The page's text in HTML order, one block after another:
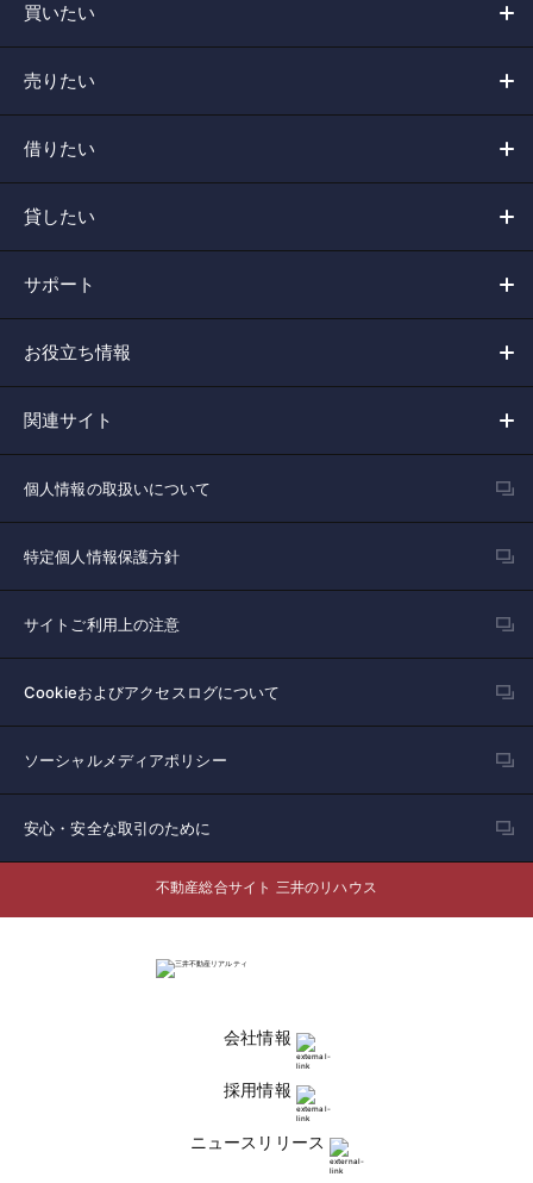
買いたい
売りたい
借りたい
貸したい
サポート
お役立ち情報
関連サイト
個人情報の取扱いについて
特定個人情報保護方針
サイトご利用上の注意
Cookieおよびアクセスログについて
ソーシャルメディアポリシー
安心・安全な取引のために
不動産総合サイト 三井のリハウス
会社情報
採用情報
ニュースリリース